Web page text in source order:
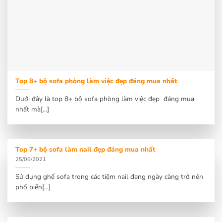
Top 8+ bộ sofa phòng làm việc đẹp đáng mua nhất
Dưới đây là top 8+ bộ sofa phòng làm việc đẹp đáng mua
nhất mà[...]
Top 7+ bộ sofa làm nail đẹp đáng mua nhất
25/06/2021
Sử dụng ghế sofa trong các tiệm nail đang ngày càng trở nên
phổ biến[...]